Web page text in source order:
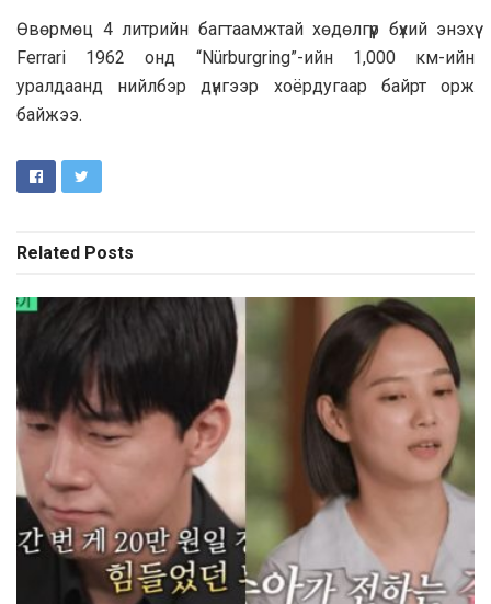
Өвөрмөц 4 литрийн багтаамжтай хөдөлгүүр бүхий энэхүү
Ferrari 1962 онд “Nürburgring”-ийн 1,000 км-ийн
уралдаанд нийлбэр дүнгээр хоёрдугаар байрт орж
байжээ.
Related Posts